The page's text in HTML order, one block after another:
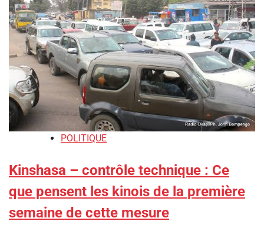
POLITIQUE
Kinshasa – contrôle technique : Ce
que pensent les kinois de la première
semaine de cette mesure